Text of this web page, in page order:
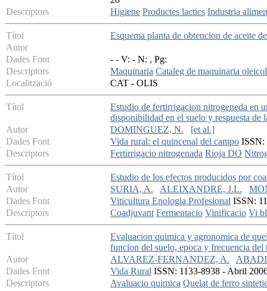
Descriptors
Higiene Productes lactics Industria
Títol
Esquema planta de obtencion de aceite
Autor
Dades Font
- - V: - N: , Pg:
Descriptors
Maquinaria Cataleg de maquinaria
Localització
CAT - OLIS
Títol
Estudio de fertirrigacion nitrogeneda en
disponibilidad en el suelo y respuesta de
Autor
DOMINGUEZ, N.
[et al.]
Dades Font
Vida rural: el quincenal del campo ISSN:
Descriptors
Fertirrigacio nitrogenada Rioja DO
Títol
Estudio de los efectos producidos por
Autor
SURIA, A. ALEIXANDRE, J.L.
Dades Font
Viticultura Enologia Profesional ISSN:
Descriptors
Coadjuvant Fermentacio Vinificacio Vi
Títol
Evaluacion quimica y agronomica de
funcion del suelo, epoca y frecuencia del
Autor
ALVAREZ-FERNANDEZ, A.
Dades Font
Vida Rural ISSN: 1133-8938 - Abril
Descriptors
Avaluacio quimica Quelat de ferro